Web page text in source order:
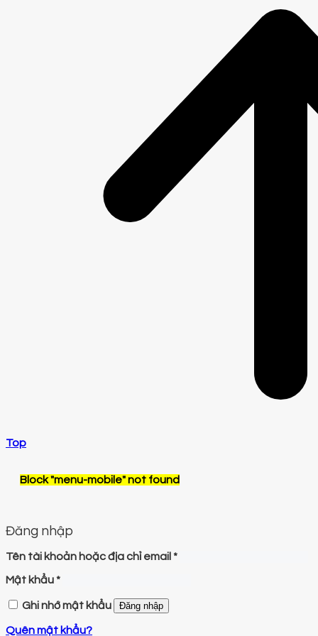
Top
Block"menu-mobile"not found
Đăng nhập
Tên tài khoản hoặc địa chỉ email *
Mật khẩu*
Ghi nhớ mật khẩu Đăng nhập
Quên mật khẩu?